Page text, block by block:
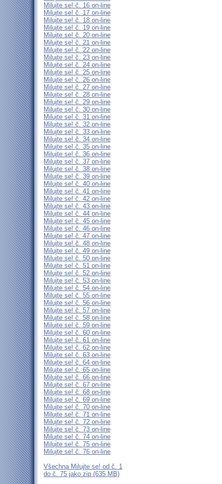
Milujte se! č. 16 on-line
Milujte se! č. 17 on-line
Milujte se! č. 18 on-line
Milujte se! č. 19 on-line
Milujte se! č. 20 on-line
Milujte se! č. 21 on-line
Milujte se! č. 22 on-line
Milujte se! č. 23 on-line
Milujte se! č. 24 on-line
Milujte se! č. 25 on-line
Milujte se! č. 26 on-line
Milujte se! č. 27 on-line
Milujte se! č. 28 on-line
Milujte se! č. 29 on-line
Milujte se! č. 30 on-line
Milujte se! č. 31 on-line
Milujte se! č. 32 on-line
Milujte se! č. 33 on-line
Milujte se! č. 34 on-line
Milujte se! č. 35 on-line
Milujte se! č. 36 on-line
Milujte se! č. 37 on-line
Milujte se! č. 38 on-line
Milujte se! č. 39 on-line
Milujte se! č. 40 on-line
Milujte se! č. 41 on-line
Milujte se! č. 42 on-line
Milujte se! č. 43 on-line
Milujte se! č. 44 on-line
Milujte se! č. 45 on-line
Milujte se! č. 46 on-line
Milujte se! č. 47 on-line
Milujte se! č. 48 on-line
Milujte se! č. 49 on-line
Milujte se! č. 50 on-line
Milujte se! č. 51 on-line
Milujte se! č. 52 on-line
Milujte se! č. 53 on-line
Milujte se! č. 54 on-line
Milujte se! č. 55 on-line
Milujte se! č. 56 on-line
Milujte se! č. 57 on-line
Milujte se! č. 58 on-line
Milujte se! č. 59 on-line
Milujte se! č. 60 on-line
Milujte se! č. 61 on-line
Milujte se! č. 62 on-line
Milujte se! č. 63 on-line
Milujte se! č. 64 on-line
Milujte se! č. 65 on-line
Milujte se! č. 66 on-line
Milujte se! č. 67 on-line
Milujte se! č. 68 on-line
Milujte se! č. 69 on-line
Milujte se! č. 70 on-line
Milujte se! č. 71 on-line
Milujte se! č. 72 on-line
Milujte se! č. 73 on-line
Milujte se! č. 74 on-line
Milujte se! č. 75 on-line
Milujte se! č. 76 on-line
Všechna Milujte se! od č. 1
do č. 75 jako zip (635 MB)